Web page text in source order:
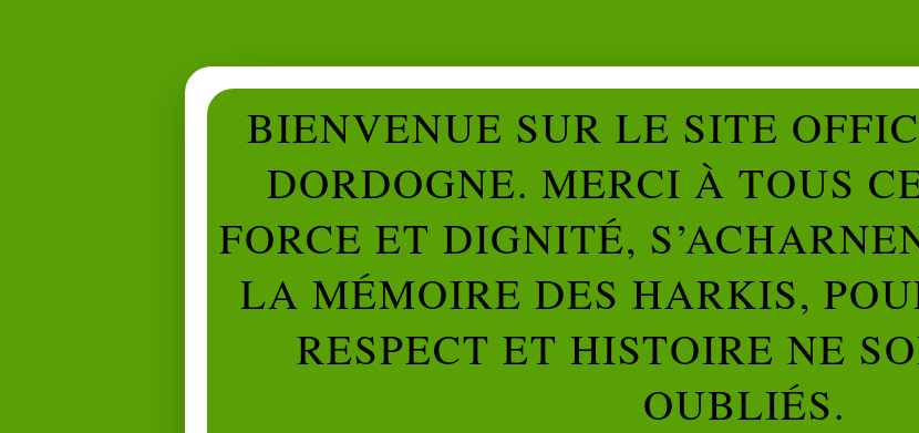
BIENVENUE SUR LE SITE
DORDOGNE. MERCI À TOUS
FORCE ET DIGNITÉ,
LA MÉMOIRE DES HARKIS,
RESPECT ET HISTOIRE NE
OUBLIÉS.